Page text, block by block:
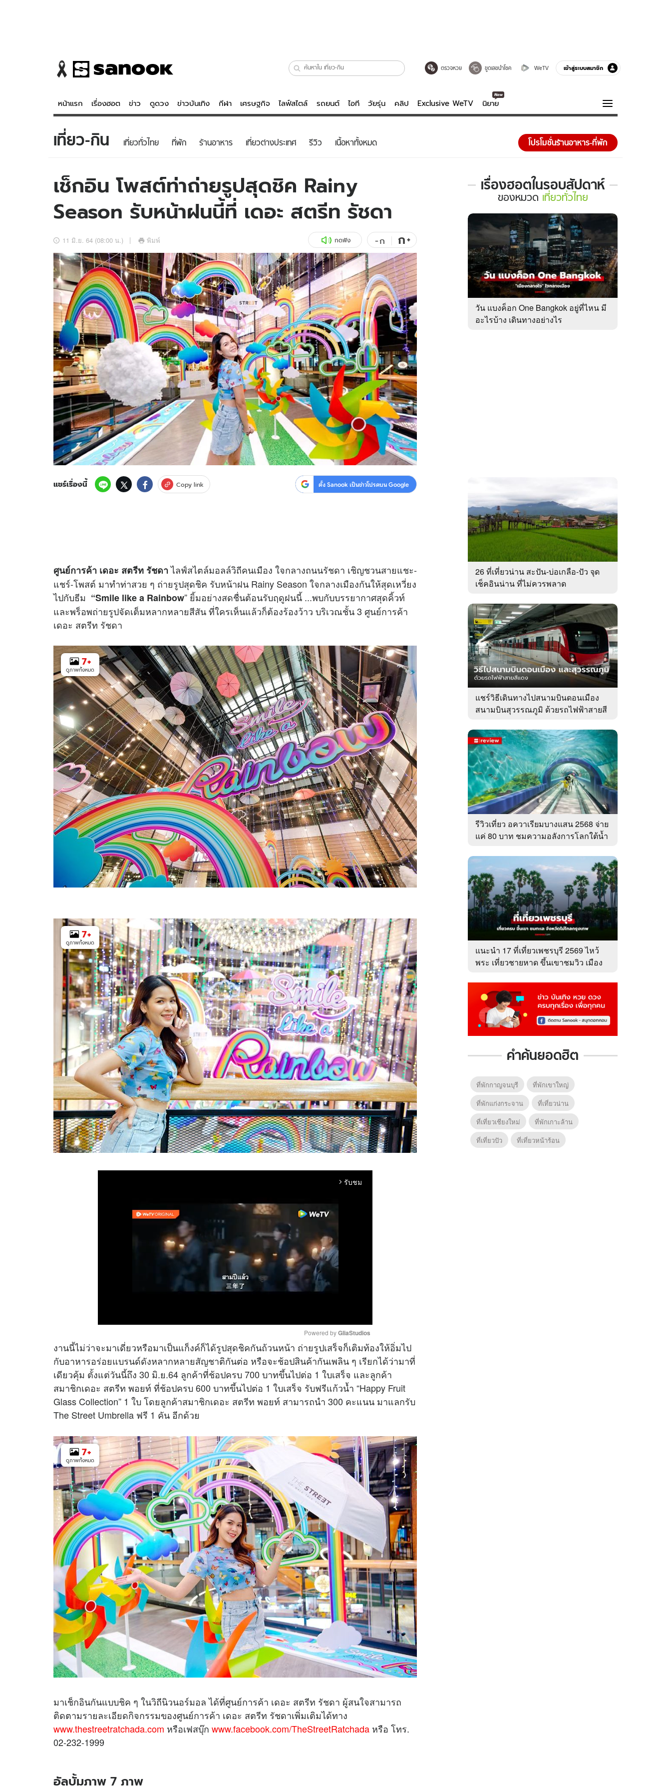
ตรวจหวย ขูดเลขนำโชค WeTV เข้าสู่ระบบสมาชิก
หน้าแรก เรื่องฮอต ข่าว ดูดวง ข่าวบันเทิง กีฬา เศรษฐกิจ ไลฟ์สไตล์ รถยนต์ ไอที วัยรุ่น คลิป Exclusive WeTV นิยาย
ข่าว
ข่าวบันเทิง
ข่าวกีฬา
ข่าวเศรษฐกิจ
อัปเดตจีน
เช็กข่าวชัวร์
ดูดวง - ตรวจหวย
สถิติหวยไทย
หวยลาว
ไลฟ์สไตล์
วัยรุ่น
ไอที
รถยนต์
สุขภาพ
เที่ยว-กิน
Tasteful Thailand
Sanook Choice
ดูทีวี
WeTV
Exclusive WeTV
นิยาย
ความรู้รอบตัว
ฮาวทู
ดาวน์โหลดสนุกแอปฟรี ติดตามสนุกโซเชียลได้ที่
สงวนลิขสิทธิ์ ©2569บริษัท อิมเมจ ฟิวเจอร์ (ประเทศไทย) จำกัด
เที่ยว-กิน เที่ยวทั่วไทย ที่พัก ร้านอาหาร เที่ยวต่างประเทศ รีวิว เนื้อหาทั้งหมด โปรโมชั่นร้านอาหาร-ที่พัก
เช็กอิน โพสต์ท่าถ่ายรูปสุดชิค Rainy
Season รับหน้าฝนนี้ที่ เดอะ สตรีท รัชดา
11 มิ.ย. 64 (08:00 น.) พิมพ์ กดฟัง -ก ก+
แชร์เรื่องนี้ Copy link ตั้ง Sanook เป็นข่าวโปรดบน Google
ศูนย์การค้า เดอะ สตรีท รัชดาไลฟ์สไตล์มอลล์วิถีคนเมือง ใจกลางถนนรัชดา เชิญชวนสายแชะ-
แชร์-โพสต์ มาทำท่าสวย ๆ ถ่ายรูปสุดชิค รับหน้าฝน Rainy Season ใจกลางเมืองกันให้สุดเหวี่ยง
ไปกับธีม “Smile like a Rainbow” ยิ้มอย่างสดชื่นต้อนรับฤดูฝนนี้ ...พบกับบรรยากาศสุดคิ้วท์
และพร็อพถ่ายรูปจัดเต็มหลากหลายสีสัน ที่ใครเห็นแล้วก็ต้องร้องว้าว บริเวณชั้น 3 ศูนย์การค้า
เดอะ สตรีท รัชดา
7+
ดูภาพทั้งหมด
7+
ดูภาพทั้งหมด
arrow_forward_ios รับชม
M
u
t
e
Powered by GliaStudios
งานนี้ไม่ว่าจะมาเดี่ยวหรือมาเป็นแก็งค์ก็ได้รูปสุดชิคกันถ้วนหน้า ถ่ายรูปเสร็จก็เติมท้องให้อิ่มไป
กับอาหารอร่อยแบรนด์ดังหลากหลายสัญชาติกันต่อ หรือจะช้อปสินค้ากันเพลิน ๆ เรียกได้ว่ามาที่
เดียวคุ้ม ตั้งแต่วันนี้ถึง 30 มิ.ย.64 ลูกค้าที่ช้อปครบ 700 บาทขึ้นไปต่อ 1 ใบเสร็จ และลูกค้า
สมาชิกเดอะ สตรีท พอยท์ ที่ช้อปครบ 600 บาทขึ้นไปต่อ 1 ใบเสร็จ รับฟรีแก้วน้ำ “Happy Fruit
Glass Collection” 1 ใบ โดยลูกค้าสมาชิกเดอะ สตรีท พอยท์ สามารถนำ 300 คะแนน มาแลกรับ
The Street Umbrella ฟรี 1 คัน อีกด้วย
7+
ดูภาพทั้งหมด
มาเช็กอินกันแบบชิค ๆ ในวิถีนิวนอร์มอล ได้ที่ศูนย์การค้า เดอะ สตรีท รัชดา ผู้สนใจสามารถ
ติดตามรายละเอียดกิจกรรมของศูนย์การค้า เดอะ สตรีท รัชดาเพิ่มเติมได้ทาง
www.thestreetratchada.com หรือเฟสบุ๊ก www.facebook.com/TheStreetRatchada หรือ โทร.
02-232-1999
อัลบั้มภาพ 7 ภาพ
เรื่องฮอตในรอบสัปดาห์
เรื่อง
ใน
รอบ
สัปดาห์
ของ
หมวด
เที่ยว
ทั่ว
ไทย
ของหมวด เที่ยวทั่วไทย
วัน แบงค็อก One Bangkok อยู่ที่ไหน มี
อะไรบ้าง เดินทางอย่างไร
26 ที่เที่ยวน่าน สะปัน-บ่อเกลือ-ปัว จุด
เช็คอินน่าน ที่ไม่ควรพลาด
แชร์วิธีเดินทางไปสนามบินดอนเมือง
สนามบินสุวรรณภูมิ ด้วยรถไฟฟ้าสายสี
รีวิวเที่ยว อควาเรียมบางแสน 2568 จ่าย
แค่ 80 บาท ชมความอลังการโลกใต้น้ำ
แนะนำ 17 ที่เที่ยวเพชรบุรี 2569 ไหว้
พระ เที่ยวชายหาด ขึ้นเขาชมวิว เมือง
คำค้นยอดฮิต
ที่พักกาญจนบุรี
ที่พักเขาใหญ่
ที่พักแก่งกระจาน
ที่เที่ยวน่าน
ที่เที่ยวเชียงใหม่
ที่พักเกาะล้าน
ที่เที่ยวปัว
ที่เที่ยวหน้าร้อน